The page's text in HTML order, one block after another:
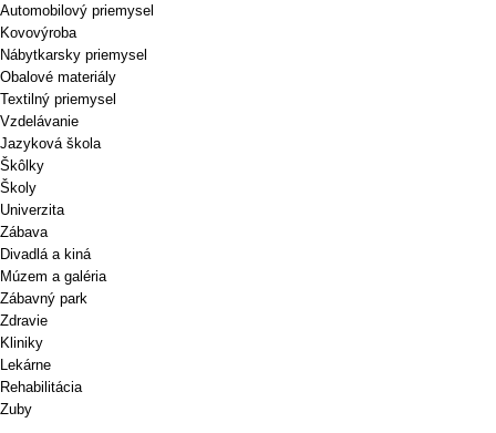
Automobilový priemysel
Kovovýroba
Nábytkarsky priemysel
Obalové materiály
Textilný priemysel
Vzdelávanie
Jazyková škola
Škôlky
Školy
Univerzita
Zábava
Divadlá a kiná
Múzem a galéria
Zábavný park
Zdravie
Kliniky
Lekárne
Rehabilitácia
Zuby